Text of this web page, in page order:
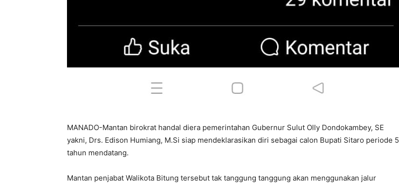
MANADO-Mantan birokrat handal diera pemerintahan Gubernur Sulut Olly Dondokambey, SE
yakni, Drs. Edison Humiang, M.Si siap mendeklarasikan diri sebagai calon Bupati Sitaro periode 5
tahun mendatang.
Mantan penjabat Walikota Bitung tersebut tak tanggung tanggung akan menggunakan jalur